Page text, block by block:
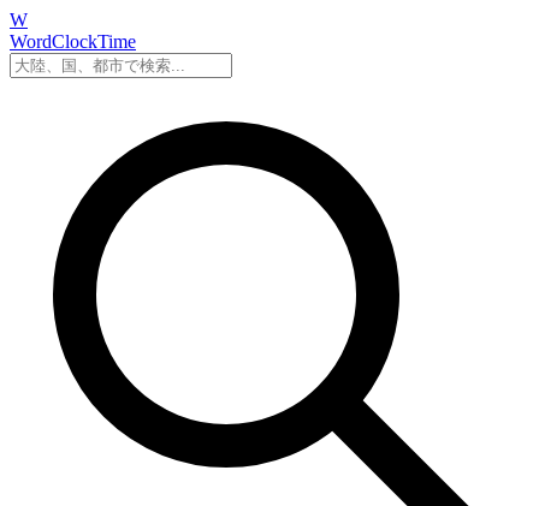
W
WordClockTime